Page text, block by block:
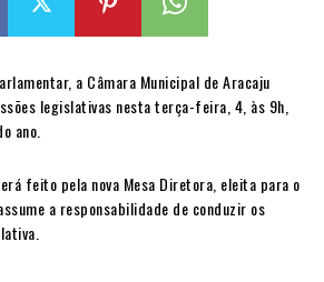
a Câmara Municipal de Aracaju
legislativas nesta terça-feira, 4, às 9h,
ano.
feito pela nova Mesa Diretora, eleita para o
a responsabilidade de conduzir os